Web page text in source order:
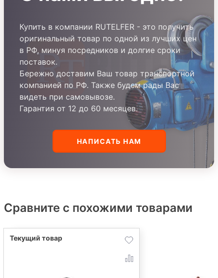
Купить в компании RUTELFER - это получить
оригинальный товар по одной из лучших цен
в РФ, минуя посредников и долгие сроки
поставок.
Бережно доставим Ваш товар транспортной
компанией по РФ. Также будем рады Вас
видеть при самовывозе.
Гарантия от 12 до 60 месяцев.
НАПИСАТЬ НАМ
Сравните с похожими товарами